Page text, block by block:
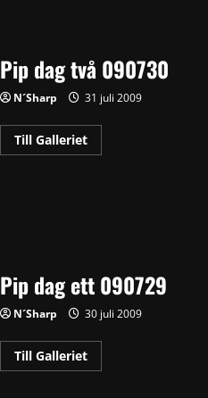
Pip dag två 090730
N´Sharp 31 juli 2009
Till GallerietRead
more
Pip dag ett 090729
N´Sharp 30 juli 2009
Till GallerietRead
more